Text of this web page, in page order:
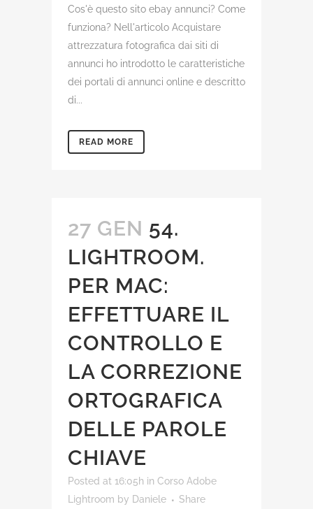
Cos'è questo sito ebay annunci? Come
funziona? Nell'articolo Acquistare
attrezzatura fotografica dai siti di
annunci ho introdotto le caratteristiche
dei portali di annunci online e descritto
di...
READ MORE
27 GEN 54.
LIGHTROOM.
PER MAC:
EFFETTUARE IL
CONTROLLO E
LA CORREZIONE
ORTOGRAFICA
DELLE PAROLE
CHIAVE
Posted at 16:05h in Corso Adobe
Lightroom by Daniele Share